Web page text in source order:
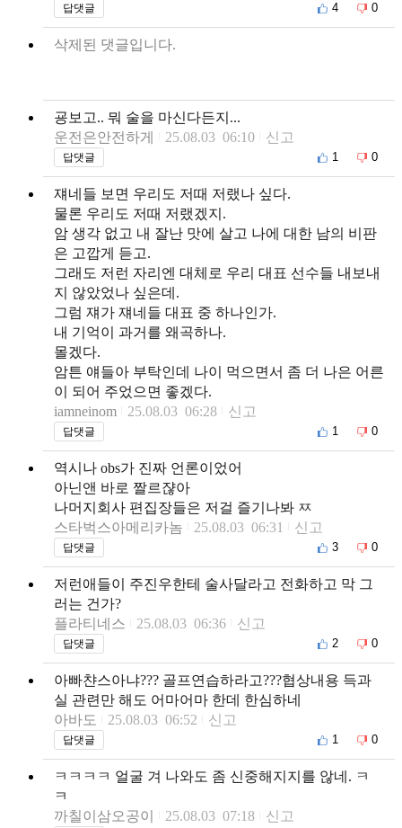
답댓글 4 0
삭제된 댓글입니다.
굥보고.. 뭐 술을 마신다든지...
운전은안전하게
25.08.03 06:10 신고
답댓글 1 0
쟤네들 보면 우리도 저때 저랬나 싶다.
물론 우리도 저때 저랬겠지.
암 생각 없고 내 잘난 맛에 살고 나에 대한 남의 비판
은 고깝게 듣고.
그래도 저런 자리엔 대체로 우리 대표 선수들 내보내
지 않았었나 싶은데.
그럼 쟤가 쟤네들 대표 중 하나인가.
내 기억이 과거를 왜곡하나.
몰겠다.
암튼 얘들아 부탁인데 나이 먹으면서 좀 더 나은 어른
이 되어 주었으면 좋겠다.
iamneinom
25.08.03 06:28 신고
답댓글 1 0
역시나 obs가 진짜 언론이었어
아닌앤 바로 짤르쟎아
나머지회사 편집장들은 저걸 즐기나봐 ㅉ
스타벅스아메리카놈
25.08.03 06:31 신고
답댓글 3 0
저런애들이 주진우한테 술사달라고 전화하고 막 그
러는 건가?
플라티네스
25.08.03 06:36 신고
답댓글 2 0
아빠챤스아냐??? 골프연습하라고???협상내용 득과
실 관련만 해도 어마어마 한데 한심하네
아바도
25.08.03 06:52 신고
답댓글 1 0
ㅋㅋㅋㅋ 얼굴 겨 나와도 좀 신중해지지를 않네. ㅋ
ㅋ
까칠이삼오공이
25.08.03 07:18 신고